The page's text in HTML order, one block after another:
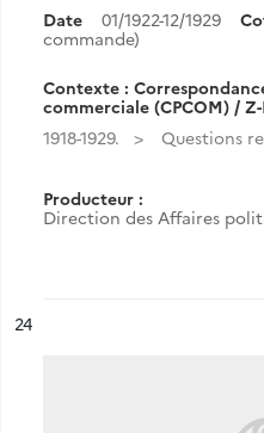
Date 01/1922-12/1929
commande)
Contexte :
commerciale (CPCOM) /
1918-1929.
Questions
Producteur :
Direction des Affaires
n°
24